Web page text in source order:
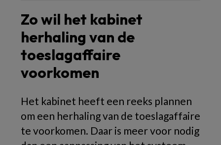
Zo wil het kabinet
herhaling van de
toeslagaffaire
voorkomen
Het kabinet heeft een reeks plannen
om een herhaling van de toeslagaffaire
te voorkomen. Daar is meer voor nodig